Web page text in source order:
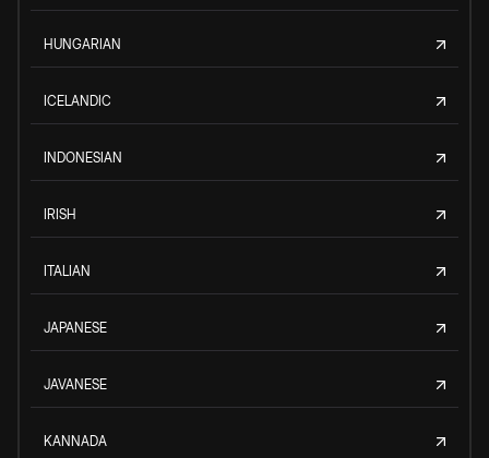
HUNGARIAN
ICELANDIC
INDONESIAN
IRISH
ITALIAN
JAPANESE
JAVANESE
KANNADA